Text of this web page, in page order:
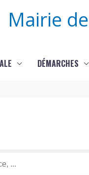
Mairie
DÉMARCHES